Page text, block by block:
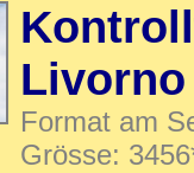
Livorno
Format am
Grösse: